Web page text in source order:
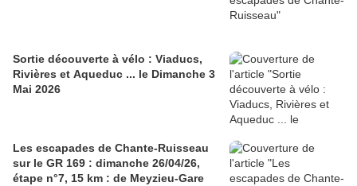
Sortie découverte à vélo : Viaducs,
Rivières et Aqueduc ... le Dimanche 3
Mai 2026
Les escapades de Chante-Ruisseau
sur le GR 169 : dimanche 26/04/26,
étape n°7, 15 km : de Meyzieu-Gare